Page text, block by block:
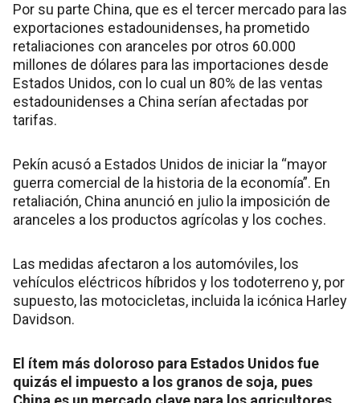
Por su parte China, que es el tercer mercado para las
exportaciones estadounidenses, ha prometido
retaliaciones con aranceles por otros 60.000
millones de dólares para las importaciones desde
Estados Unidos, con lo cual un 80% de las ventas
estadounidenses a China serían afectadas por
tarifas.
Pekín acusó a Estados Unidos de iniciar la “mayor
guerra comercial de la historia de la economía”. En
retaliación, China anunció en julio la imposición de
aranceles a los productos agrícolas y los coches.
Las medidas afectaron a los automóviles, los
vehículos eléctricos híbridos y los todoterreno y, por
supuesto, las motocicletas, incluida la icónica Harley
Davidson.
El ítem más doloroso para Estados Unidos fue
quizás el impuesto a los granos de soja, pues